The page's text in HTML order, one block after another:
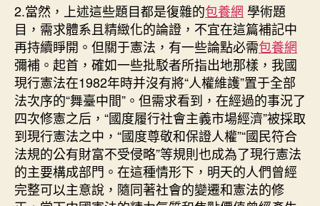
2.當然，上述這些題目都是復雜的包養網 學術題
目，需求體系且精緻化的論證，不宜在這篇補記中
再持續睜開。但關于憲法，有一些論點必需包養網
彌補。起首，確如一些批駁者所指出地那樣，我國
現行憲法在1982年時并沒有將“人權維護”置于全部
法次序的“舞臺中間”。但需求看到，在經過的事況了
四次修憲之后，“國度履行社會主義市場經濟”被採取
到現行憲法之中，“國度尊敬和保證人權”“國民符合
法規的公有財富不受侵略”等規則也成為了現行憲法
的主要構成部門。在這種情形下，明天的人們曾經
完整可以主意說，隨同著社會的變遷和憲法的修